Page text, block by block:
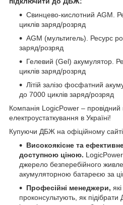
Свинцево-кислотний AGM.
циклів заряд/розряд
AGM (мультигель). Ресурс
заряд/розряд
Гелевий (Gel) акумулятор.
циклів заряд/розряд
Літій залізо фосфатний
до 7000 циклів заряд/розряд
Компанія LogicPower – провідний
електроустаткування в Україні!
Купуючи ДБЖ на офіційному
Високоякісне та
доступною ціною.
джерело безперебійного
акумуляторною батареєю за
Професійні менеджери,
проконсультують, як